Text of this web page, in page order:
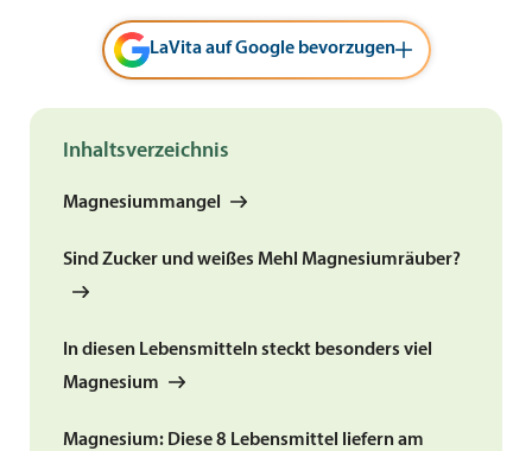
LaVita auf Google bevorzugen
Inhaltsverzeichnis
Magnesiummangel
Sind Zucker und weißes Mehl Magnesiumräuber?
In diesen Lebensmitteln steckt besonders viel
Magnesium
Magnesium: Diese 8 Lebensmittel liefern am